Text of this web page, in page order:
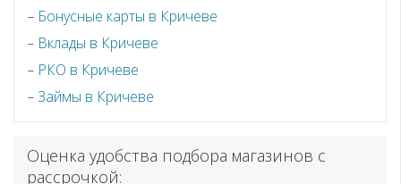
Бонусные карты в Кричеве
Вклады в Кричеве
РКО в Кричеве
Займы в Кричеве
Оценка удобства подбора магазинов с
рассрочкой: